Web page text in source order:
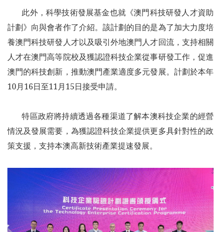
此外，科學技術發展基金也就《澳門科技研發人才資助
計劃》向與會者作了介紹。該計劃的目的是為了加大力度培
養澳門科技研發人才以及吸引外地澳門人才回流，支持相關
人才在澳門高等院校及獲認證科技企業從事研發工作，促進
澳門的科技創新，推動澳門產業適度多元發展。計劃於本年
10月16日至11月15日接受申請。
特區政府將持續透過各種渠道了解本澳科技企業的經營
情況及發展需要，為獲認證科技企業提供更多具針對性的政
策支援，支持本澳高新技術產業提速發展。